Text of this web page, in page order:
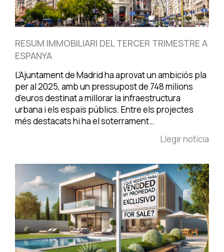
RESUM IMMOBILIARI DEL TERCER TRIMESTRE A
ESPANYA
L’Ajuntament de Madrid ha aprovat un ambiciós pla
per al 2025, amb un pressupost de 748 milions
d’euros destinat a millorar la infraestructura
urbana i els espais públics. Entre els projectes
més destacats hi ha el soterrament…
Llegir notícia